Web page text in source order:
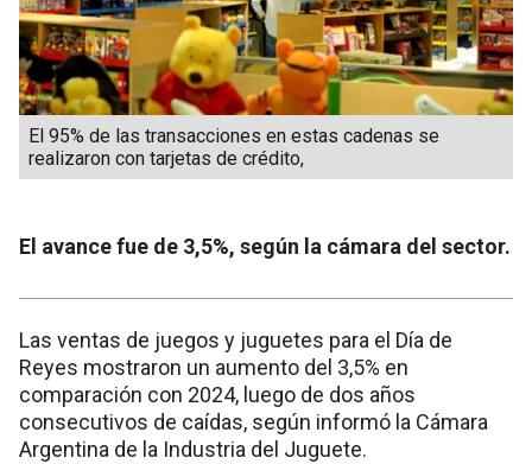
El 95% de las transacciones en estas cadenas se
realizaron con tarjetas de crédito,
El avance fue de 3,5%, según la cámara del sector.
Las ventas de juegos y juguetes para el Día de
Reyes mostraron un aumento del 3,5% en
comparación con 2024, luego de dos años
consecutivos de caídas, según informó la Cámara
Argentina de la Industria del Juguete.